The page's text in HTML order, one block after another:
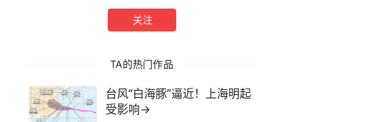
关注
TA的热门作品
台风“白海豚”逼近！上海明起
受影响→